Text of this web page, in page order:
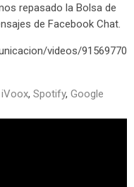
repasado la Bolsa de
de Facebook Chat.
videos/91569770
iVoox, Spotify, Google